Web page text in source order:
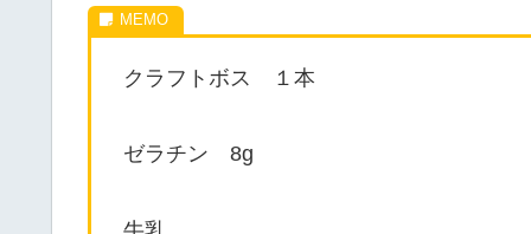
クラフトボス １本
ゼラチン 8g